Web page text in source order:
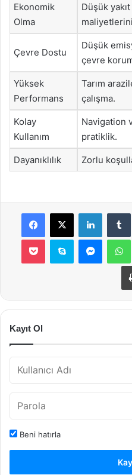
Ekonomik
Olma
Düşük
Çevre Dostu
Düşük
çevre
Yüksek
Performans
Tarım
çalışma.
Kolay
Kullanım
Navigation
pratiklik.
Dayanıklılık Zorlu
Facebook
X LinkedIn
Pocket Skype
Kayıt Ol
Beni hatırla